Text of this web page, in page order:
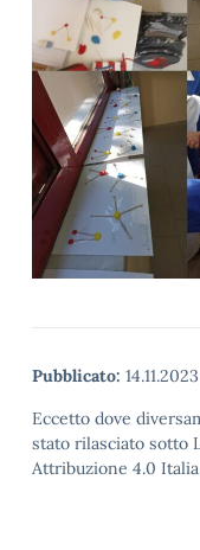
Pubblicato: 14.11.2023
Eccetto dove
stato rilasciato sotto
Attribuzione 4.0